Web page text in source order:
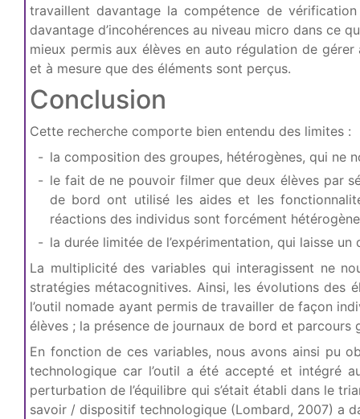
travaillent davantage la compétence de
davantage d’incohérences au niveau micro dans ce
mieux permis aux élèves en auto régulation de
et à mesure que des éléments sont perçus.
Conclusion
Cette recherche comporte bien entendu des limites :
la composition des groupes, hétérogènes, qui ne
le fait de ne pouvoir filmer que deux élèves par
de bord ont utilisé les aides et les
réactions des individus sont forcément
la durée limitée de l’expérimentation, qui laisse
La multiplicité des variables qui interagissent ne
stratégies métacognitives. Ainsi, les évolutions des
l’outil nomade ayant permis de travailler de façon
élèves ; la présence de journaux de bord et
En fonction de ces variables, nous avons ainsi pu
technologique car l’outil a été accepté et intégré
perturbation de l’équilibre qui s’était établi dans le
savoir / dispositif technologique (Lombard, 2007) a